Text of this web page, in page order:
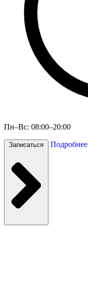
Пн–Вс: 08:00–20:00
Записаться Подробнее